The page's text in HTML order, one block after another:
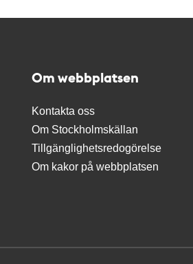
Om webbplatsen
Kontakta oss
Om Stockholmskällan
Tillgänglighetsredogörelse
Om kakor på webbplatsen